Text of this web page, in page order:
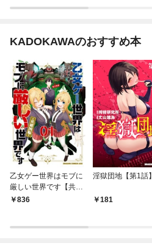
KADOKAWAのおすすめ本
乙女ゲー世界はモブに
厳しい世界です【共和
国編】 ０１
836
淫獄団地【第1話】
181